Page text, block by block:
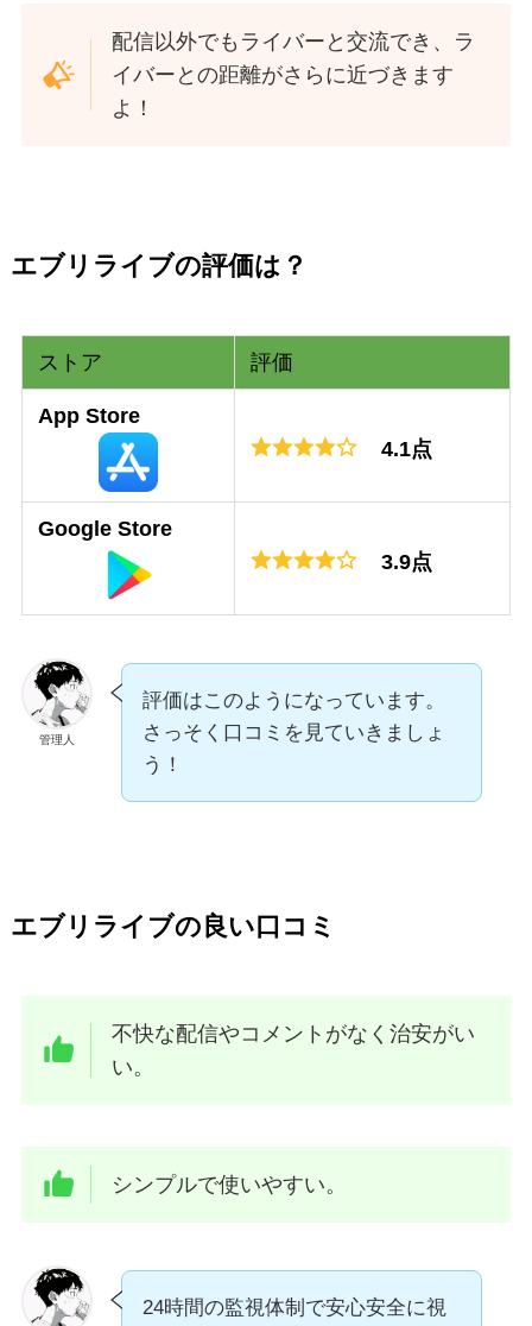
配信以外でもライバーと交流でき、ラ
イバーとの距離がさらに近づきます
よ！
エブリライブの評価は？
ストア 評価
App Store
4.1点
Google Store
3.9点
管理人
評価はこのようになっています。
さっそく口コミを見ていきましょ
う！
エブリライブの良い口コミ
不快な配信やコメントがなく治安がい
い。
シンプルで使いやすい。
24時間の監視体制で安心安全に視